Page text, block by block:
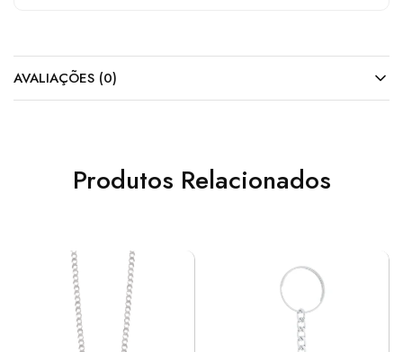
AVALIAÇÕES (0)
Produtos Relacionados